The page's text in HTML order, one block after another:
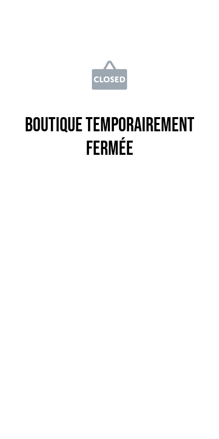
Boutique temporairement
fermée